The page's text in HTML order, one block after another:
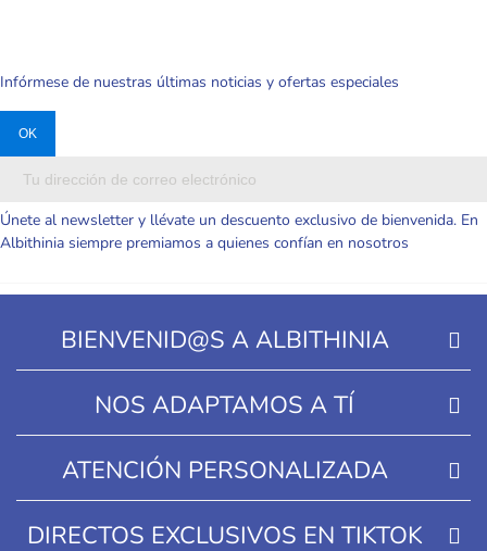
Infórmese de nuestras últimas noticias y ofertas especiales
Únete al newsletter y llévate un descuento exclusivo de bienvenida. En
Albithinia siempre premiamos a quienes confían en nosotros
BIENVENID@S A ALBITHINIA
NOS ADAPTAMOS A TÍ
ATENCIÓN PERSONALIZADA
DIRECTOS EXCLUSIVOS EN TIKTOK